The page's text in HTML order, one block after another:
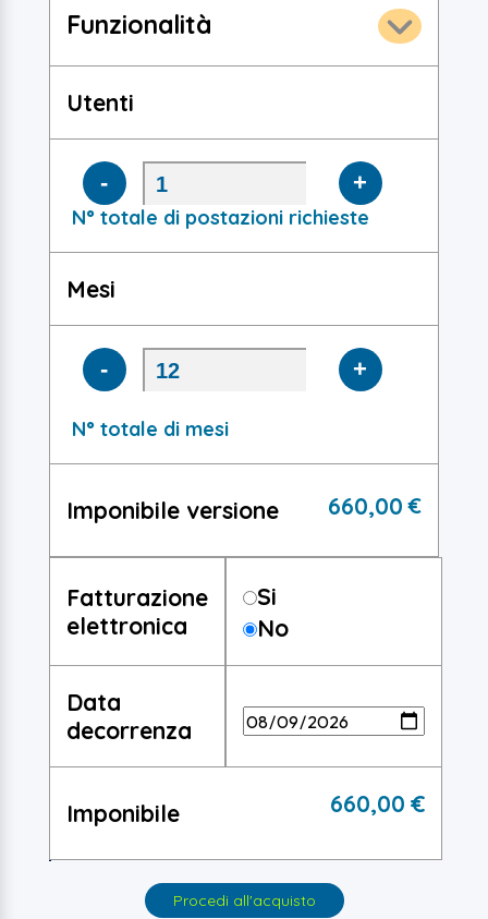
Funzionalità
Utenti
- +
N° totale di postazioni richieste
Mesi
- +
N° totale di mesi
Imponibile versione €
660,00
Fatturazione
elettronica
Si
No
Data
decorrenza
Imponibile €
660,00